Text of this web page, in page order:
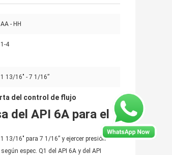
AA - HH
1-4
1 13/16" - 7 1/16”
del control de flujo
del API 6A para el
13/16" para 7 1/16” y ejercer presión
espec. Q1 del API 6A y del API